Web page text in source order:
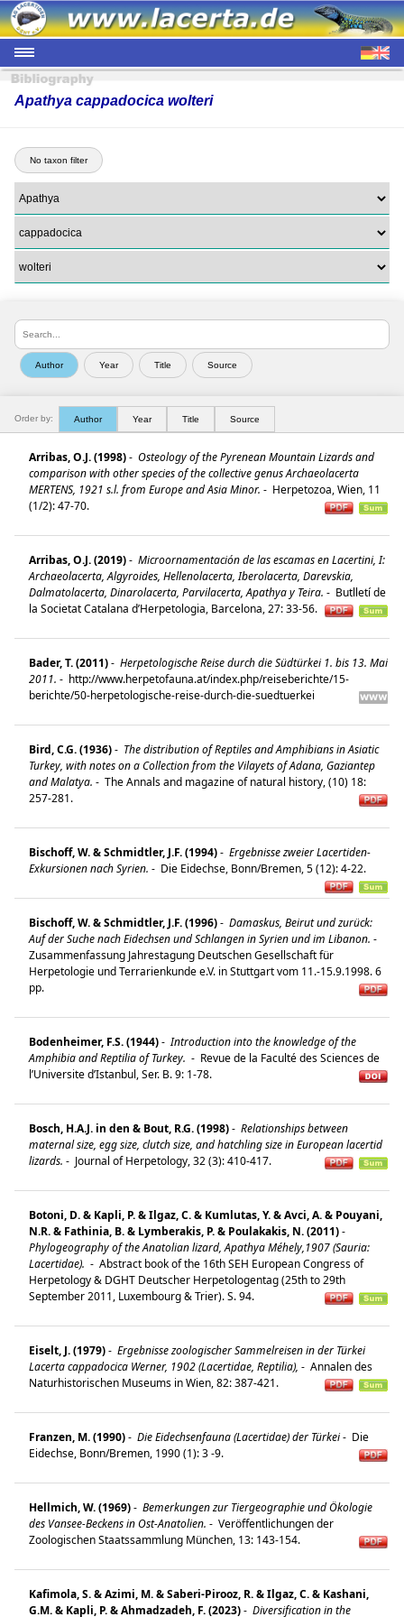
Apathya cappadocica wolteri
No taxon filter
Order by: Author Year Title Source
Arribas, O.J. (1998)- Osteology of the Pyrenean Mountain Lizards and
comparison with other species of the collective genus Archaeolacerta
MERTENS, 1921 s.l. from Europe and Asia Minor. - Herpetozoa, Wien, 11
(1/2): 47-70.
Arribas, O.J. (2019)- Microornamentación de las escamas en Lacertini, I:
Archaeolacerta, Algyroides, Hellenolacerta, Iberolacerta, Darevskia,
Dalmatolacerta, Dinarolacerta, Parvilacerta, Apathya y Teira. - Butlletí de
la Societat Catalana d’Herpetologia, Barcelona, 27: 33-56.
Bader, T. (2011)- Herpetologische Reise durch die Südtürkei 1. bis 13. Mai
2011. - http://www.herpetofauna.at/index.php/reiseberichte/15-
berichte/50-herpetologische-reise-durch-die-suedtuerkei
Bird, C.G. (1936)- The distribution of Reptiles and Amphibians in Asiatic
Turkey, with notes on a Collection from the Vilayets of Adana, Gaziantep
and Malatya. - The Annals and magazine of natural history, (10) 18:
257-281.
Bischoff, W. & Schmidtler, J.F. (1994)- Ergebnisse zweier Lacertiden-
Exkursionen nach Syrien. - Die Eidechse, Bonn/Bremen, 5 (12): 4-22.
Bischoff, W. & Schmidtler, J.F. (1996)- Damaskus, Beirut und zurück:
Auf der Suche nach Eidechsen und Schlangen in Syrien und im Libanon. -
Zusammenfassung Jahrestagung Deutschen Gesellschaft für
Herpetologie und Terrarienkunde e.V. in Stuttgart vom 11.-15.9.1998. 6
pp.
Bodenheimer, F.S. (1944)- Introduction into the knowledge of the
Amphibia and Reptilia of Turkey. - Revue de la Faculté des Sciences de
l’Universite d’Istanbul, Ser. B. 9: 1-78.
Bosch, H.A.J. in den & Bout, R.G. (1998)- Relationships between
maternal size, egg size, clutch size, and hatchling size in European lacertid
lizards. - Journal of Herpetology, 32 (3): 410-417.
Botoni, D. & Kapli, P. & Ilgaz, C. & Kumlutas, Y. & Avci, A. & Pouyani,
N.R. & Fathinia, B. & Lymberakis, P. & Poulakakis, N. (2011)-
Phylogeography of the Anatolian lizard, Apathya Méhely,1907 (Sauria:
Lacertidae). - Abstract book of the 16th SEH European Congress of
Herpetology & DGHT Deutscher Herpetologentag (25th to 29th
September 2011, Luxembourg & Trier). S. 94.
Eiselt, J. (1979)- Ergebnisse zoologischer Sammelreisen in der Türkei
Lacerta cappadocica Werner, 1902 (Lacertidae, Reptilia), - Annalen des
Naturhistorischen Museums in Wien, 82: 387-421.
Franzen, M. (1990)- Die Eidechsenfauna (Lacertidae) der Türkei- Die
Eidechse, Bonn/Bremen, 1990 (1): 3 -9.
Hellmich, W. (1969)- Bemerkungen zur Tiergeographie und Ökologie
des Vansee-Beckens in Ost-Anatolien. - Veröffentlichungen der
Zoologischen Staatssammlung München, 13: 143-154.
Kafimola, S. & Azimi, M. & Saberi-Pirooz, R. & Ilgaz, C. & Kashani,
G.M. & Kapli, P. & Ahmadzadeh, F. (2023)- Diversification in the